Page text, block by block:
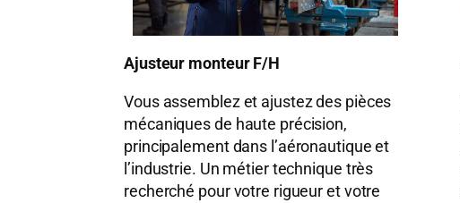
Ajusteur monteur F/H
Vous assemblez et ajustez des pièces
mécaniques de haute précision,
principalement dans l’aéronautique et
l’industrie. Un métier technique très
recherché pour votre rigueur et votre